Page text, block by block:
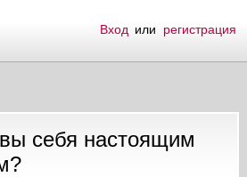
Вход или регистрация
себя настоящим